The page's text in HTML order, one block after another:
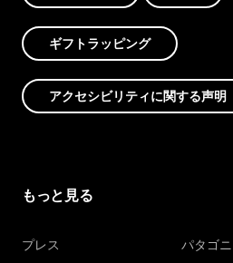
ギフトラッピング
アクセシビリティに関する声明
もっと見る
プレス パタゴ